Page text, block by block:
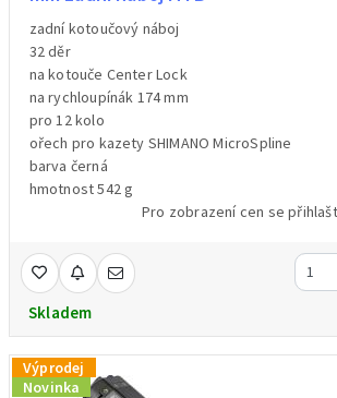
zadní kotoučový náboj
32 děr
na kotouče Center Lock
na rychloupínák 174 mm
pro 12 kolo
ořech pro kazety SHIMANO MicroSpline
barva černá
hmotnost 542 g
Pro zobrazení cen se
Skladem
Výprodej
Novinka